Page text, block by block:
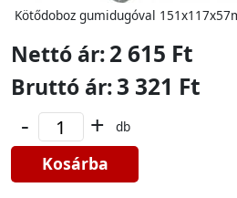
Kötődoboz gumidugóval
Nettó ár:2 615 Ft
Bruttó ár:3 321 Ft
- + db
Kosárba